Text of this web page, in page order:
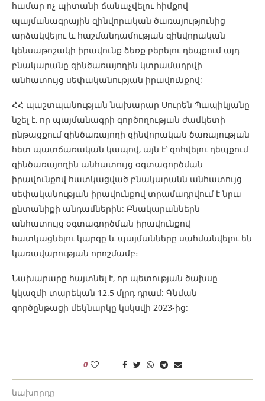
համար ոչ պիտանի ճանաչվելու հիմքով
պայմանագրային զինվորական ծառայությունից
արձակվելու և հաշմանդամության զինվորական
կենսաթոշակի իրավունք ձեռք բերելու դեպքում այդ
բնակարանը զինծառայողին կտրամադրվի
անհատույց սեփականության իրավունքով:
ՀՀ պաշտպանության նախարար Սուրեն Պապիկյանը
նշել է, որ պայմանագրի գործողության ժամկետի
ընթացքում զինծառայողի զինվորական ծառայության
հետ պատճառական կապով, այն է՝ զոհվելու դեպքում
զինծառայողին անհատույց օգտագործման
իրավունքով հատկացված բնակարանն անհատույց
սեփականության իրավունքով տրամադրվում է նրա
ընտանիքի անդամներին: Բնակարաններն
անհատույց օգտագործման իրավունքով
հատկացնելու կարգը և պայմանները սահմանվելու են
կառավարության որոշմամբ։
Նախարարը հայտնել է, որ պետության ծախսը
կկազմի տարեկան 12.5 մլրդ դրամ: Գնման
գործընթացի մեկնարկը կսկսվի 2023-ից:
0
նախորդը